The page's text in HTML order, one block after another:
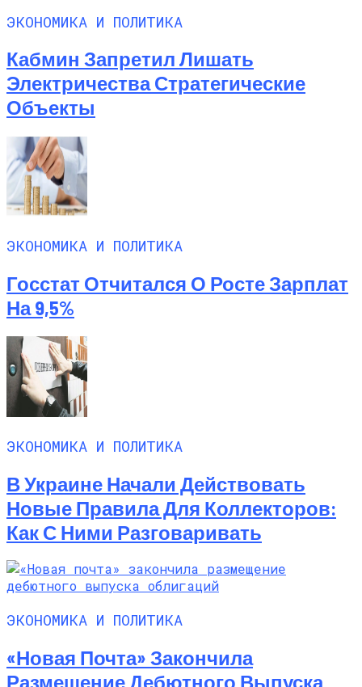
ЭКОНОМИКА И ПОЛИТИКА
Кабмин Запретил Лишать
Электричества Стратегические
Объекты
ЭКОНОМИКА И ПОЛИТИКА
Госстат Отчитался О Росте Зарплат
На 9,5%
ЭКОНОМИКА И ПОЛИТИКА
В Украине Начали Действовать
Новые Правила Для Коллекторов:
Как С Ними Разговаривать
ЭКОНОМИКА И ПОЛИТИКА
«Новая Почта» Закончила
Размещение Дебютного Выпуска